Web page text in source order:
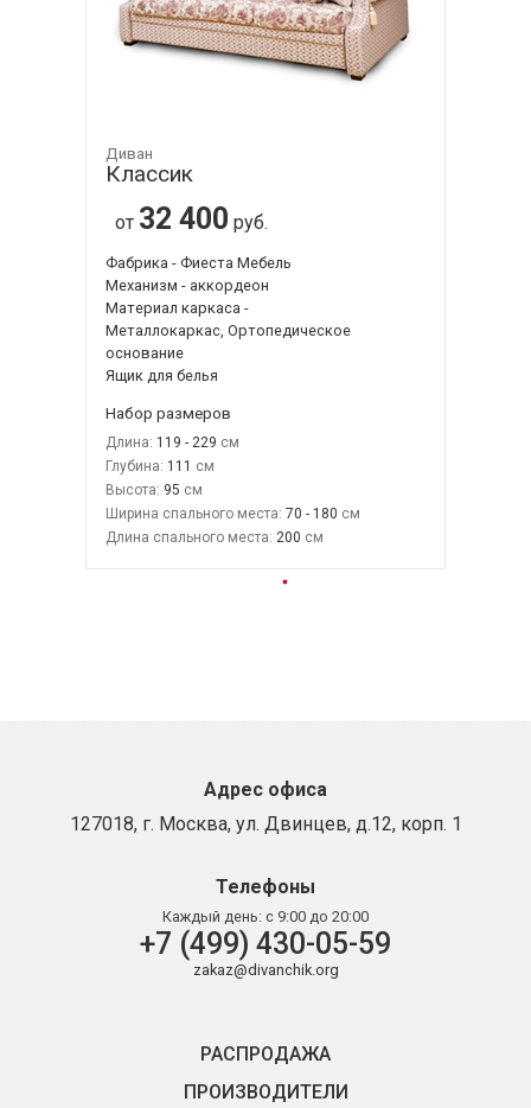
Диван
Классик
от 32 400 руб.
Фабрика - Фиеста Мебель
Механизм - аккордеон
Материал каркаса -
Металлокаркас, Ортопедическое
основание
Ящик для белья
Набор размеров
Длина: 119 - 229
Глубина: 111
Высота: 95
Ширина спального места: 70 - 180
Длина спального места: 200
Адрес офиса
127018, г. Москва, ул. Двинцев, д.12, корп. 1
Телефоны
Каждый день: с 9:00 до 20:00
+7 (499) 430-05-59
zakaz@divanchik.org
РАСПРОДАЖА
ПРОИЗВОДИТЕЛИ